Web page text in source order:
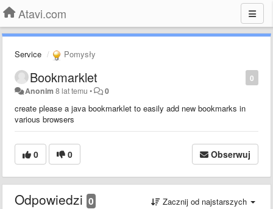
Atavi.com
Service Pomysły
0
Bookmarklet
Anonim 8 lat temu • 0
create please a java bookmarklet to easily add new bookmarks in
various browsers
0 0 Obserwuj
Odpowiedzi 0 Zacznij od najstarszych